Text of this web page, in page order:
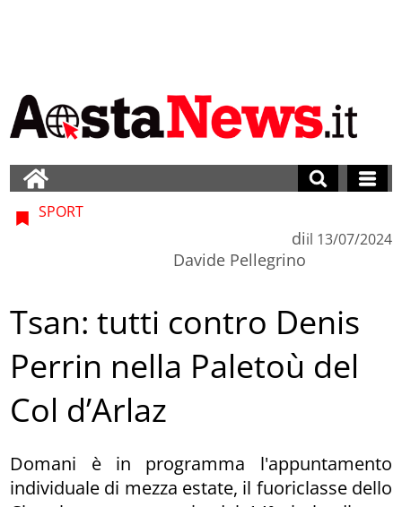
SPORT
di
Davide Pellegrino
il 13/07/2024
Tsan: tutti contro Denis
Perrin nella Paletoù del
Col d’Arlaz
Domani è in programma l'appuntamento
individuale di mezza estate, il fuoriclasse dello